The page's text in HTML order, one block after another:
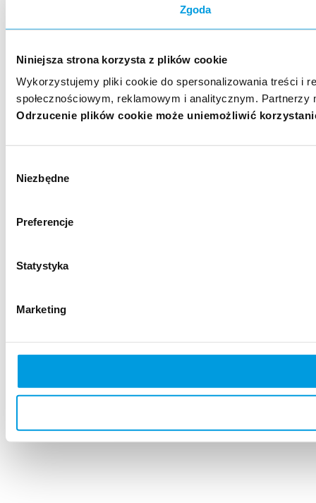
Zgoda
Niniejsza strona korzysta z plików cookie
Wykorzystujemy pliki cookie do spersonalizowania treści i
społecznościowym, reklamowym i analitycznym.
Odrzucenie plików cookie może uniemożliwić
zgody
Niezbędne
Preferencje
Statystyka
Marketing